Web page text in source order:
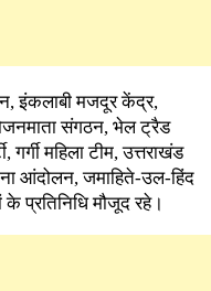
इंकलाबी मजदूर केंद्र,
संगठन, भेल ट्रैड
गर्गी महिला टीम, उत्तराखंड
आंदोलन, जमाहिते-उल-हिंद
प्रतिनिधि मौजूद रहे।